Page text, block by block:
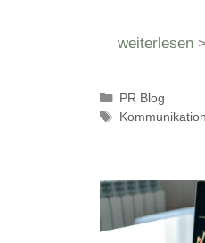
weiterlesen >
Kategorien
PR Blog
Schlagwörter
Kommunikation